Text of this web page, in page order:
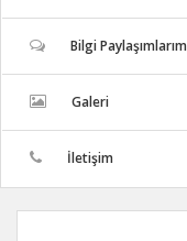
Bilgi Paylaşımlarım
Galeri
İletişim